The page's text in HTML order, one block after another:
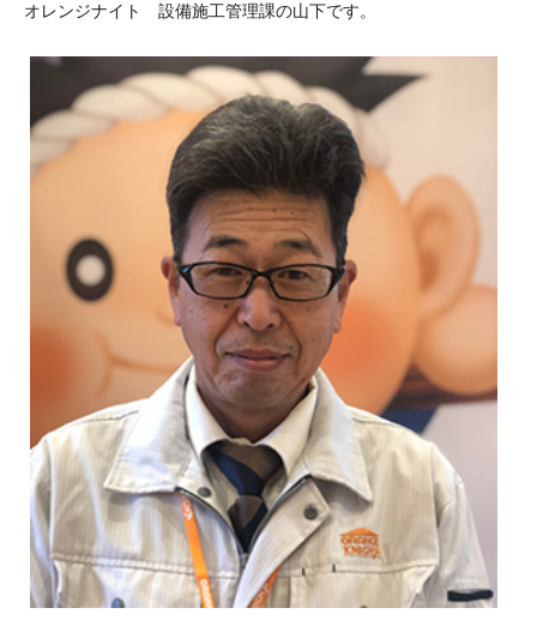
オレンジナイト 設備施工管理課の山下です。